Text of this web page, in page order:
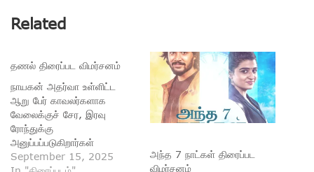
Related
தணல் திரைப்பட விமர்சனம்
நாயகன் அதர்வா உள்ளிட்ட
ஆறு பேர் காவலர்களாக
வேலைக்குச் சேர, இரவு
ரோந்துக்கு
அனுப்பப்படுகிறார்கள்
அனைவரும். வழியில்
September 15, 2025
அந்த 7 நாட்கள் திரைப்பட
விமர்சனம்